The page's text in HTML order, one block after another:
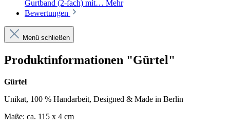
Gurtband (2-fach) mit… Mehr
Bewertungen
Menü schließen
Produktinformationen "Gürtel"
Gürtel
Unikat, 100 % Handarbeit, Designed & Made in Berlin
Maße: ca. 115 x 4 cm